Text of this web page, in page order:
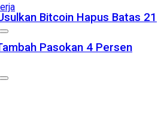
Bitcoin Hapus Batas 21
Pasokan 4 Persen